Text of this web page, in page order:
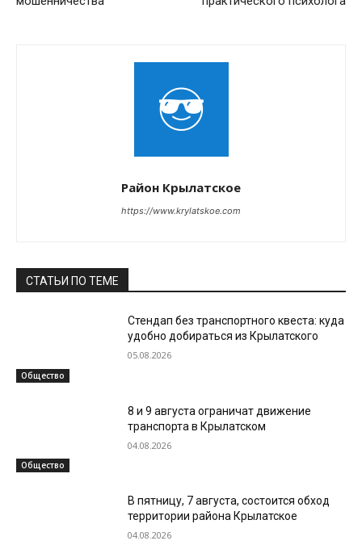
Район Крылатское
https://www.krylatskoe.com
СТАТЬИ ПО ТЕМЕ
Общество
Стендап без транспортного квеста: куда
удобно добираться из Крылатского
05.08.2026
Общество
8 и 9 августа ограничат движение
транспорта в Крылатском
04.08.2026
В пятницу, 7 августа, состоится обход
территории района Крылатское
04.08.2026